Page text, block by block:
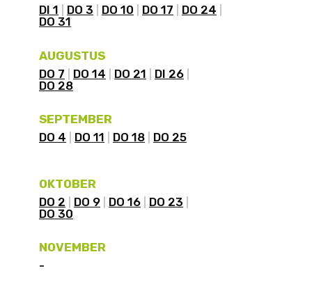
DI 1
DO 3 DO 10 DO 17
DO 24
DO 31
AUGUSTUS
DO 7
DO 14 DO 21
DI 26
DO 28
SEPTEMBER
DO 4
DO 11 DO 18 DO 25
OKTOBER
DO 2
DO 9 DO 16
DO 23
DO 30
NOVEMBER
-